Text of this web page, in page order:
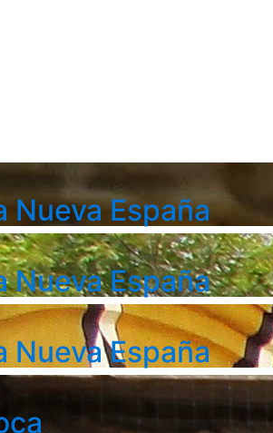
Nueva España
Nueva España
Nueva España